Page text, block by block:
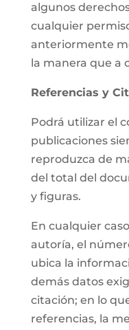
algunos
cualquier
anteriormente
la manera que a
Referencias y
Podrá utilizar el
publicaciones
reproduzca de
del total del
y figuras.
En cualquier
autoría, el
ubica la
demás datos
citación; en lo
referencias, la